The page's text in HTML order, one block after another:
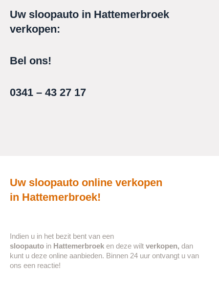
Uw sloopauto in Hattemerbroek
verkopen:
Bel ons!
0341 – 43 27 17
Uw sloopauto online verkopen
in Hattemerbroek!
Indien u in het bezit bent van een
sloopauto in Hattemerbroek en deze wilt verkopen, dan
kunt u deze online aanbieden. Binnen 24 uur ontvangt u van
ons een reactie!